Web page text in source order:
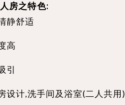
房之特色:
静舒适
高
引
设计,洗手间及浴室(二人共用)